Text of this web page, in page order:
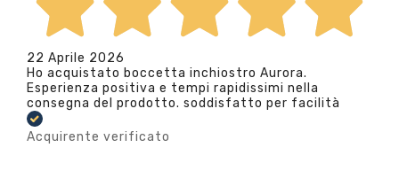
22 Aprile 2026
Ho acquistato boccetta inchiostro Aurora.
Esperienza positiva e tempi rapidissimi nella
consegna del prodotto. soddisfatto per facilità
Acquirente verificato